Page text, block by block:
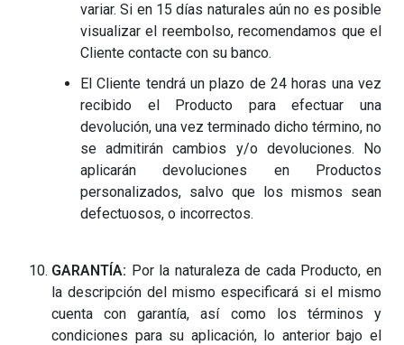
variar. Si en 15 días naturales aún no es posible
visualizar el reembolso, recomendamos que el
Cliente contacte con su banco.
El Cliente tendrá un plazo de 24 horas una vez
recibido el Producto para efectuar una
devolución, una vez terminado dicho término, no
se admitirán cambios y/o devoluciones. No
aplicarán devoluciones en Productos
personalizados, salvo que los mismos sean
defectuosos, o incorrectos.
GARANTÍA: Por la naturaleza de cada Producto, en
la descripción del mismo especificará si el mismo
cuenta con garantía, así como los términos y
condiciones para su aplicación, lo anterior bajo el